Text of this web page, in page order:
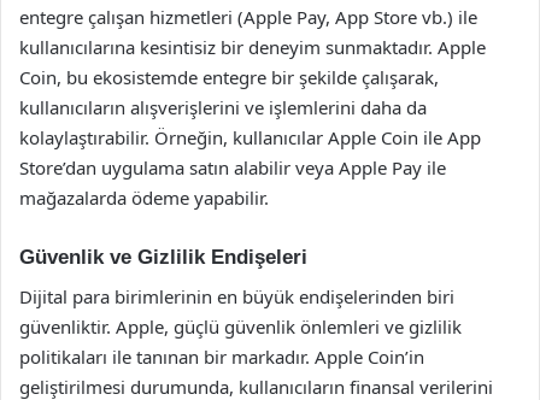
entegre çalışan hizmetleri (Apple Pay, App Store vb.) ile
kullanıcılarına kesintisiz bir deneyim sunmaktadır. Apple
Coin, bu ekosistemde entegre bir şekilde çalışarak,
kullanıcıların alışverişlerini ve işlemlerini daha da
kolaylaştırabilir. Örneğin, kullanıcılar Apple Coin ile App
Store’dan uygulama satın alabilir veya Apple Pay ile
mağazalarda ödeme yapabilir.
Güvenlik ve Gizlilik Endişeleri
Dijital para birimlerinin en büyük endişelerinden biri
güvenliktir. Apple, güçlü güvenlik önlemleri ve gizlilik
politikaları ile tanınan bir markadır. Apple Coin’in
geliştirilmesi durumunda, kullanıcıların finansal verilerini